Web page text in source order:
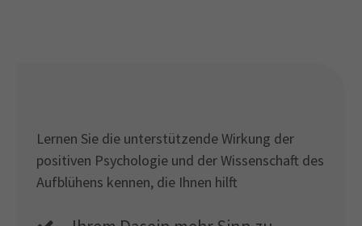
Lernen Sie die unterstützende Wirkung der
positiven Psychologie und der Wissenschaft des
Aufblühens kennen, die Ihnen hilft